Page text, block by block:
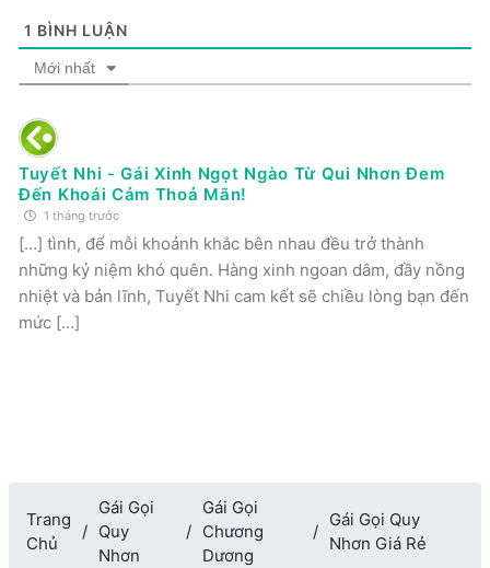
1 BÌNH LUẬN
Mới nhất
Tuyết Nhi - Gái Xinh Ngọt Ngào Từ Qui Nhơn Đem
Đến Khoái Cảm Thoả Mãn!
1 tháng trước
[…] tình, để mỗi khoảnh khắc bên nhau đều trở thành
những kỷ niệm khó quên. Hàng xinh ngoan dâm, đầy nồng
nhiệt và bản lĩnh, Tuyết Nhi cam kết sẽ chiều lòng bạn đến
mức […]
Trang
Chủ
Gái Gọi
Quy
Nhơn
Gái Gọi
Chương
Dương
Gái Gọi Quy
Nhơn Giá Rẻ